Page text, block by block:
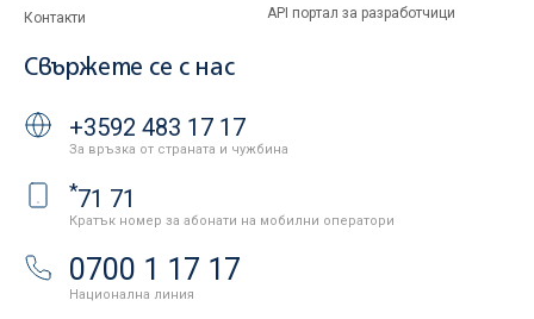
Контакти
API портал за разработчици
Свържете се с нас
+3592 483 17 17
За връзка от страната и чужбина
*71 71
Кратък номер за абонати на мобилни оператори
0700 1 17 17
Национална линия